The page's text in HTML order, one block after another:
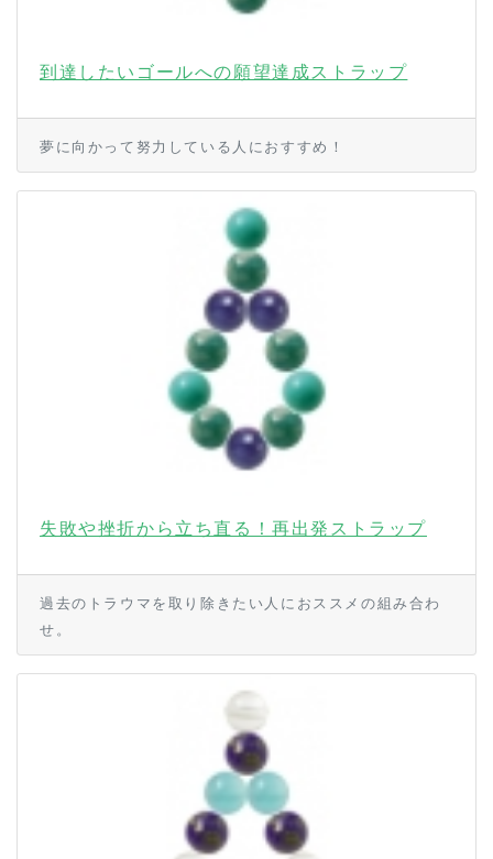
到達したいゴールへの願望達成ストラップ
夢に向かって努力している人におすすめ！
失敗や挫折から立ち直る！再出発ストラップ
過去のトラウマを取り除きたい人におススメの組み合わ
せ。